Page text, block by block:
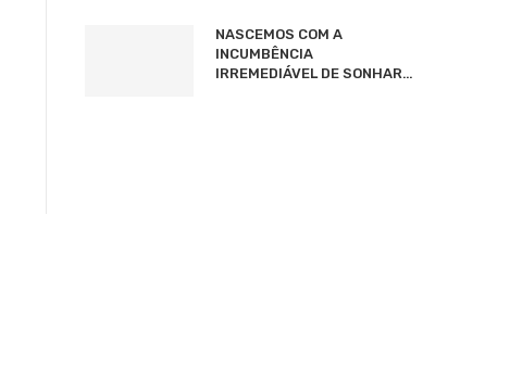
NASCEMOS COM A
INCUMBÊNCIA
IRREMEDIÁVEL DE SONHAR…